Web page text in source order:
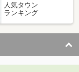
人気タウン
ランキング